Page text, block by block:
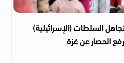
السلطات (الإسرائيلية)
الحصار عن غزة